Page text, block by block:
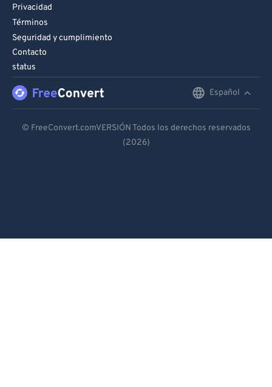
Privacidad
Términos
Seguridad y cumplimiento
Contacto
status
Español
Español
© FreeConvert.comVERSIÓN Todos los derechos reservados
(2026)